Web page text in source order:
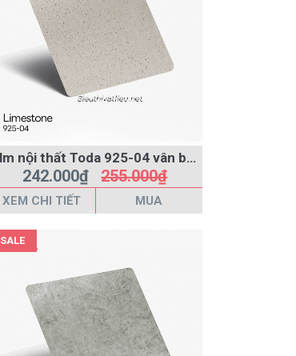
Film nội thất Toda 925-04 vân betong màu kem
242.000₫255.000₫
XEM CHI TIẾT MUA
SALE